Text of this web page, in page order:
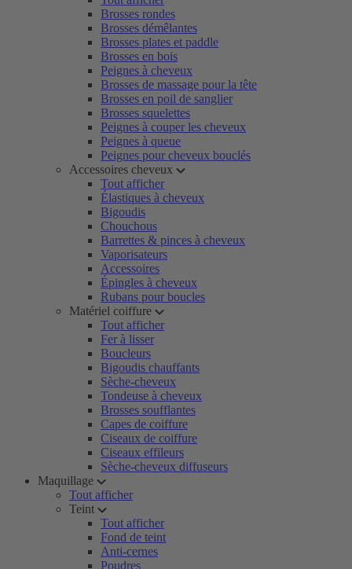
Brosses rondes
Brosses démêlantes
Brosses plates et paddle
Brosses en bois
Peignes à cheveux
Brosses de massage pour la tête
Brosses en poil de sanglier
Brosses squelettes
Peignes à couper les cheveux
Peignes à queue
Peignes pour cheveux bouclés
Accessoires cheveux
Tout afficher
Élastiques à cheveux
Bigoudis
Chouchous
Barrettes & pinces à cheveux
Vaporisateurs
Accessoires
Épingles à cheveux
Rubans pour boucles
Matériel coiffure
Tout afficher
Fer à lisser
Boucleurs
Bigoudis chauffants
Sèche-cheveux
Tondeuse à cheveux
Brosses soufflantes
Capes de coiffure
Ciseaux de coiffure
Ciseaux effileurs
Sèche-cheveux diffuseurs
Maquillage
Tout afficher
Teint
Tout afficher
Fond de teint
Anti-cernes
Poudres